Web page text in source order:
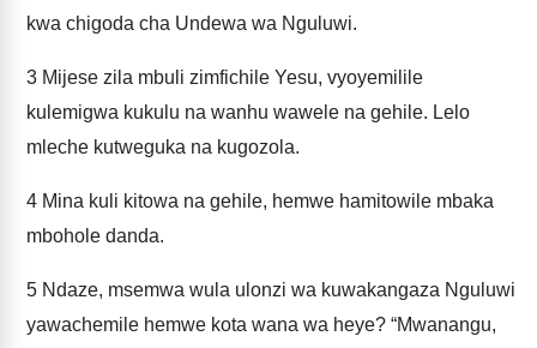
kwa chigoda cha Undewa wa Nguluwi.
3 Mijese zila mbuli zimfichile Yesu, vyoyemilile
kulemigwa kukulu na wanhu wawele na gehile. Lelo
mleche kutweguka na kugozola.
4 Mina kuli kitowa na gehile, hemwe hamitowile mbaka
mbohole danda.
5 Ndaze, msemwa wula ulonzi wa kuwakangaza Nguluwi
yawachemile hemwe kota wana wa heye? “Mwanangu,